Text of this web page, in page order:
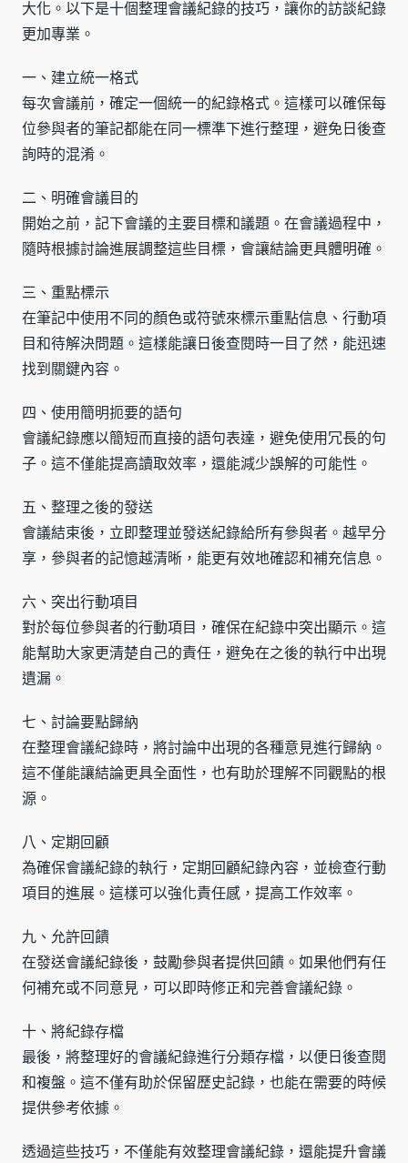
大化。以下是十個整理會議紀錄的技巧，讓你的訪談紀錄
更加專業。
一、建立統一格式
每次會議前，確定一個統一的紀錄格式。這樣可以確保每
位參與者的筆記都能在同一標準下進行整理，避免日後查
詢時的混淆。
二、明確會議目的
開始之前，記下會議的主要目標和議題。在會議過程中，
隨時根據討論進展調整這些目標，會讓結論更具體明確。
三、重點標示
在筆記中使用不同的顏色或符號來標示重點信息、行動項
目和待解決問題。這樣能讓日後查閱時一目了然，能迅速
找到關鍵內容。
四、使用簡明扼要的語句
會議紀錄應以簡短而直接的語句表達，避免使用冗長的句
子。這不僅能提高讀取效率，還能減少誤解的可能性。
五、整理之後的發送
會議結束後，立即整理並發送紀錄給所有參與者。越早分
享，參與者的記憶越清晰，能更有效地確認和補充信息。
六、突出行動項目
對於每位參與者的行動項目，確保在紀錄中突出顯示。這
能幫助大家更清楚自己的責任，避免在之後的執行中出現
遺漏。
七、討論要點歸納
在整理會議紀錄時，將討論中出現的各種意見進行歸納。
這不僅能讓結論更具全面性，也有助於理解不同觀點的根
源。
八、定期回顧
為確保會議紀錄的執行，定期回顧紀錄內容，並檢查行動
項目的進展。這樣可以強化責任感，提高工作效率。
九、允許回饋
在發送會議紀錄後，鼓勵參與者提供回饋。如果他們有任
何補充或不同意見，可以即時修正和完善會議紀錄。
十、將紀錄存檔
最後，將整理好的會議紀錄進行分類存檔，以便日後查閱
和複盤。這不僅有助於保留歷史記錄，也能在需要的時候
提供參考依據。
透過這些技巧，不僅能有效整理會議紀錄，還能提升會議